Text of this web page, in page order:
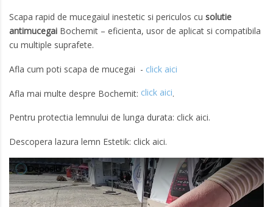
Scapa rapid de mucegaiul inestetic si periculos cu solutie
antimucegai Bochemit – eficienta, usor de aplicat si compatibila
cu multiple suprafete.
Afla cum poti scapa de mucegai - click aici
Afla mai multe despre Bochemit: click aici.
Pentru protectia lemnului de lunga durata: click aici.
Descopera lazura lemn Estetik: click aici.